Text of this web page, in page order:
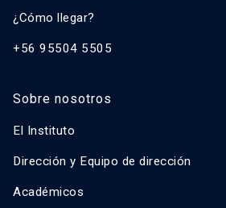
¿Cómo llegar?
+56 95504 5505
Sobre nosotros
El Instituto
Dirección y Equipo de dirección
Académicos